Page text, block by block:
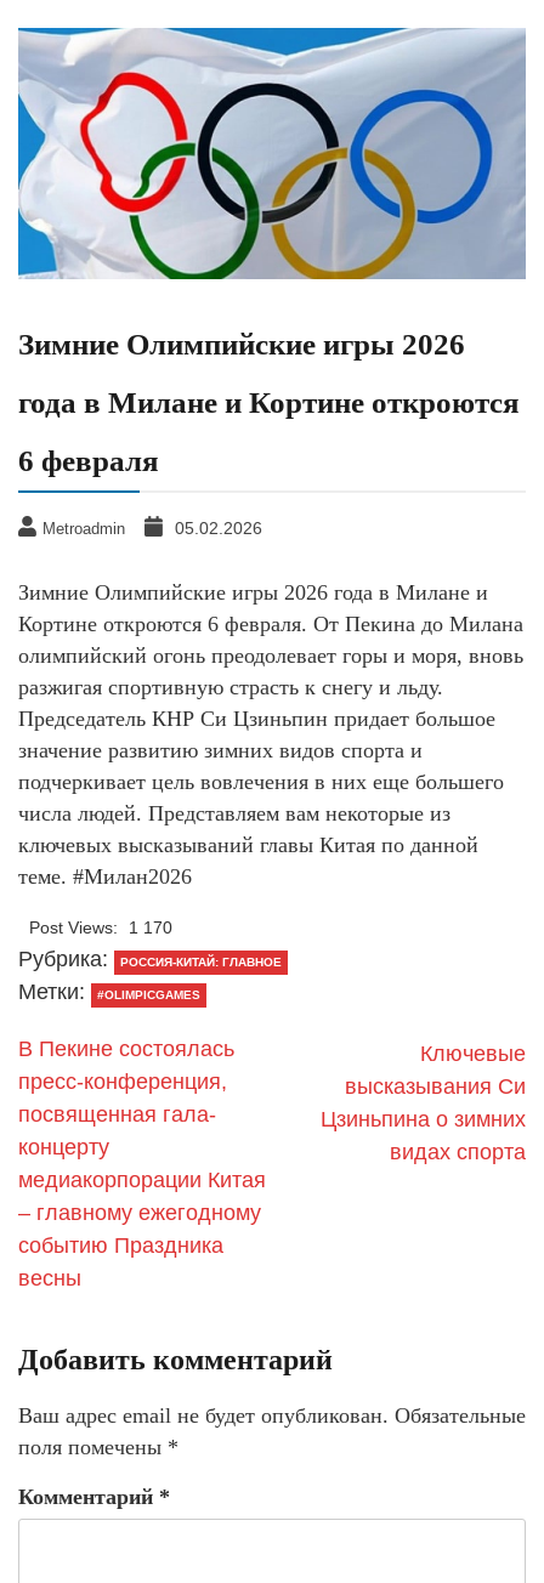
Зимние Олимпийские игры 2026
года в Милане и Кортине откроются
6 февраля
Metroadmin 05.02.2026
Зимние Олимпийские игры 2026 года в Милане и
Кортине откроются 6 февраля. От Пекина до Милана
олимпийский огонь преодолевает горы и моря, вновь
разжигая спортивную страсть к снегу и льду.
Председатель КНР Си Цзиньпин придает большое
значение развитию зимних видов спорта и
подчеркивает цель вовлечения в них еще большего
числа людей. Представляем вам некоторые из
ключевых высказываний главы Китая по данной
теме. #Милан2026
Post Views: 1 170
Рубрика: РОССИЯ-КИТАЙ: ГЛАВНОЕ
Метки: #OLIMPICGAMES
В Пекине состоялась
пресс-конференция,
посвященная гала-
концерту
медиакорпорации Китая
– главному ежегодному
событию Праздника
весны
Ключевые
высказывания Си
Цзиньпина о зимних
видах спорта
Добавить комментарий
Ваш адрес email не будет опубликован. Обязательные
поля помечены *
Комментарий *